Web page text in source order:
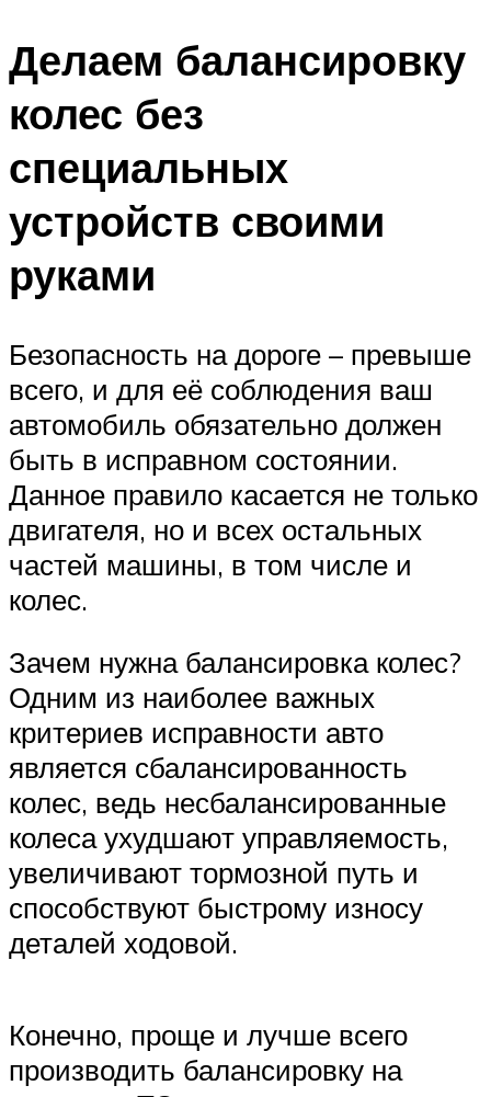
Делаем балансировку
колес без
специальных
устройств своими
руками
Безопасность на дороге – превыше
всего, и для её соблюдения ваш
автомобиль обязательно должен
быть в исправном состоянии.
Данное правило касается не только
двигателя, но и всех остальных
частей машины, в том числе и
колес.
Зачем нужна балансировка колес?
Одним из наиболее важных
критериев исправности авто
является сбалансированность
колес, ведь несбалансированные
колеса ухудшают управляемость,
увеличивают тормозной путь и
способствуют быстрому износу
деталей ходовой.
Конечно, проще и лучше всего
производить балансировку на